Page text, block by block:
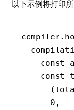
以下示例将打印
compiler .
    const
    const
      0
,